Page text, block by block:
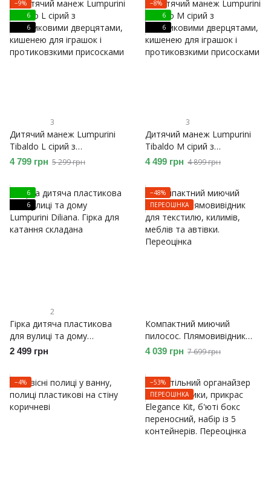
−9%
6
6
3
Дитячий манеж Lumpurini
Tibaldo L сірий з
пластиковими дверцятами,
кишенею для іграшок і
протиковзкими присосками
4 799 грн 5 299 грн
−8%
6
6
3
Дитячий манеж Lumpurini
Tibaldo M сірий з
пластиковими дверцятами,
кишенею для іграшок і
протиковзкими присосками
4 499 грн 4 899 грн
6
6
2
Гірка дитяча пластикова
для вулиці та дому
Lumpurini Diliana. Гірка для
катання складана
2 499 грн
−48%
ПЕРЕОЦІНКА
Компактний миючий
пилосос. Плямовивідник
для текстилю, килимів,
меблів та автівки.
Переоцінка
4 039 грн 7 699 грн
−4%
−53%
ПЕРЕОЦІНКА